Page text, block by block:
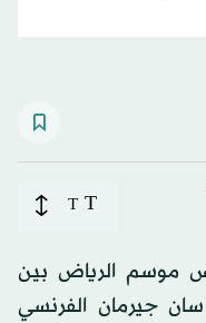
T
T
موسم الرياض بين
جيرمان الفرنسي